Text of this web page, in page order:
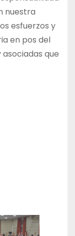
nuestra
esfuerzos y
en pos del
que